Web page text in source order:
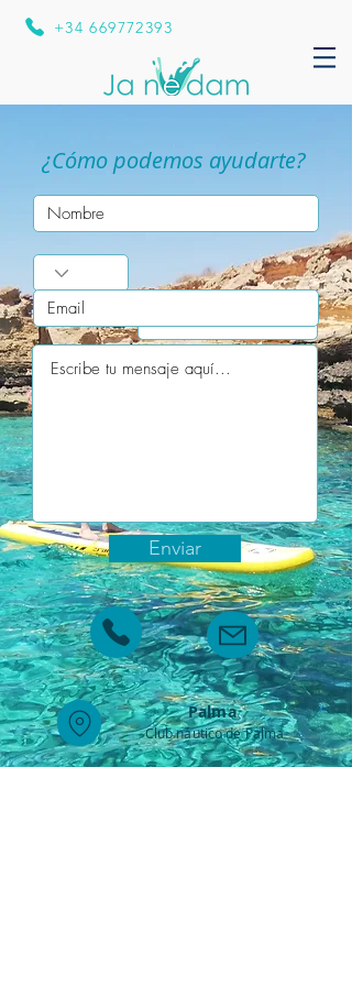
+34 669772393
¿Cómo podemos ayudarte?
Enviar
Palma
Club náuticode Palma